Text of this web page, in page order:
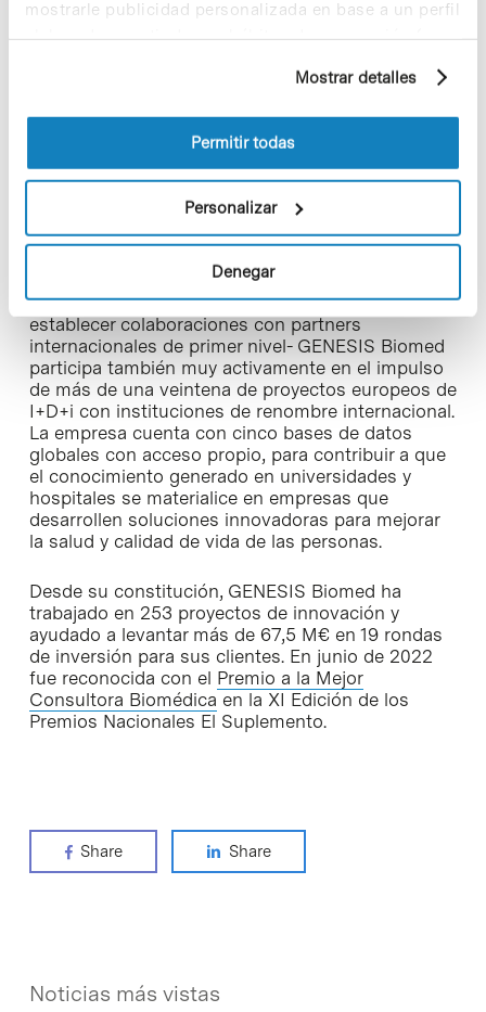
mostrarle publicidad personalizada en base a un perfil
elaborado a partir de sus hábitos de navegación (por
información sobre las cookies puede consultar
la Política de cookies del sitio web.
Mostrar detalles
Permitir todas
Personalizar
Denegar
Esta doble función de GENESIS Biomed, como
en el sector de la biomedicina contribuyendo a su
valor diferencial. Promovemos la innovación que
esperan los inversores y las agencias reguladoras,
al mismo tiempo que ayudamos y acompañamos
a los equipos emprendedores a valorizar sus
respectivos proyectos”, subrayan los ejecutivos.
En calidad de miembro de entidades como EIT
Health, ITEMAS, Asebio y CataloniaBio&HT -que
permiten el acceso a fondos europeos y a
establecer colaboraciones con partners
internacionales de primer nivel- GENESIS Biomed
participa también muy activamente en el impulso
de más de una veintena de proyectos europeos de
I+D+i con instituciones de renombre internacional.
La empresa cuenta con cinco bases de datos
globales con acceso propio, para contribuir a que
el conocimiento generado en universidades y
hospitales se materialice en empresas que
desarrollen soluciones innovadoras para mejorar
la salud y calidad de vida de las personas.
Desde su constitución, GENESIS Biomed ha
trabajado en 253 proyectos de innovación y
ayudado a levantar más de 67,5 M€ en 19 rondas
de inversión para sus clientes. En junio de 2022
fue reconocida con el Premio a la Mejor
Consultora Biomédica en la XI Edición de los
Premios Nacionales El Suplemento.
Share Share
Noticias más vistas